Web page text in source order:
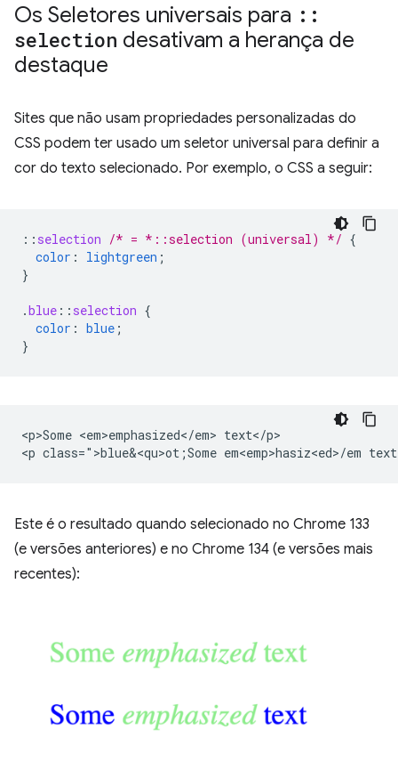
Os Seletores universais para ::
selection desativam a herança de
destaque
Sites que não usam propriedades personalizadas do
CSS podem ter usado um seletor universal para definir a
cor do texto selecionado. Por exemplo, o CSS a seguir:
:: selection /* = *::selection (universal) */ {
color : lightgreen ;
}
.blue :: selection {
color : blue ;
}
<p>Some <em>emphasized</em> text</p>
<p class=">blue&<qu>ot;Some em<emp>hasiz<ed>/
Este é o resultado quando selecionado no Chrome 133
(e versões anteriores) e no Chrome 134 (e versões mais
recentes):